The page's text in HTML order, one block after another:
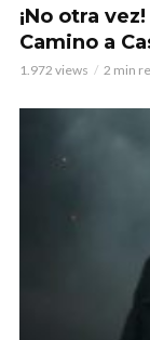
¡No otra
Camino a
1.972 views 2 min